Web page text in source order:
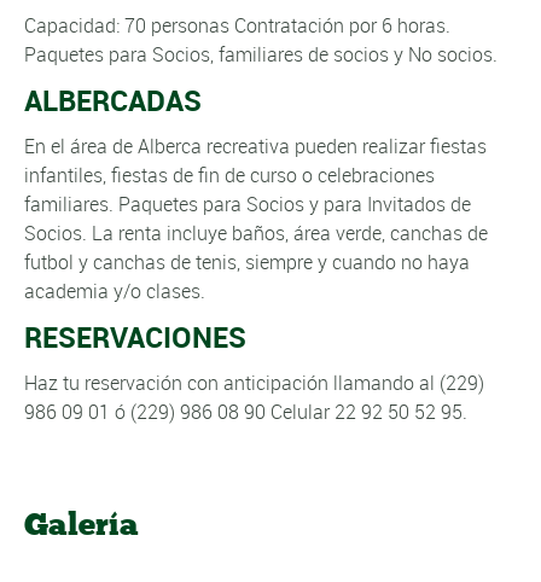
Capacidad: 70 personas Contratación por 6 horas.
Paquetes para Socios, familiares de socios y No socios.
ALBERCADAS
En el área de Alberca recreativa pueden realizar fiestas
infantiles, fiestas de fin de curso o celebraciones
familiares. Paquetes para Socios y para Invitados de
Socios. La renta incluye baños, área verde, canchas de
futbol y canchas de tenis, siempre y cuando no haya
academia y/o clases.
RESERVACIONES
Haz tu reservación con anticipación llamando al (229)
986 09 01 ó (229) 986 08 90 Celular 22 92 50 52 95.
Galería